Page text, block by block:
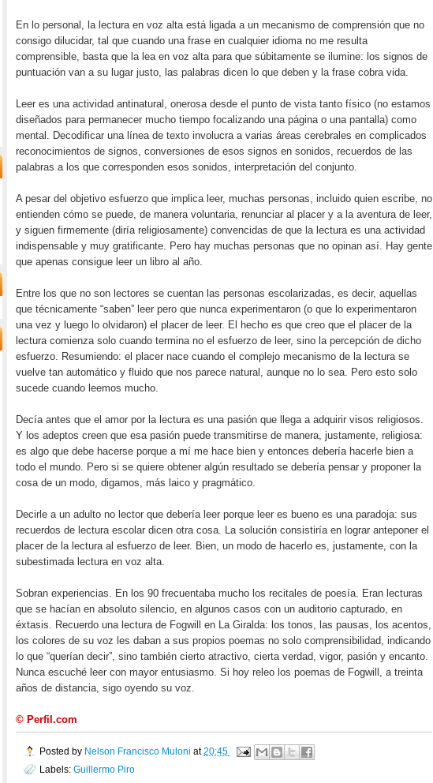
En lo personal, la lectura en voz alta está ligada a un mecanismo de comprensión que no
consigo dilucidar, tal que cuando una frase en cualquier idioma no me resulta
comprensible, basta que la lea en voz alta para que súbitamente se ilumine: los signos de
puntuación van a su lugar justo, las palabras dicen lo que deben y la frase cobra vida.
Leer es una actividad antinatural, onerosa desde el punto de vista tanto físico (no estamos
diseñados para permanecer mucho tiempo focalizando una página o una pantalla) como
mental. Decodificar una línea de texto involucra a varias áreas cerebrales en complicados
reconocimientos de signos, conversiones de esos signos en sonidos, recuerdos de las
palabras a los que corresponden esos sonidos, interpretación del conjunto.
A pesar del objetivo esfuerzo que implica leer, muchas personas, incluido quien escribe, no
entienden cómo se puede, de manera voluntaria, renunciar al placer y a la aventura de leer,
y siguen firmemente (diría religiosamente) convencidas de que la lectura es una actividad
indispensable y muy gratificante. Pero hay muchas personas que no opinan así. Hay gente
que apenas consigue leer un libro al año.
Entre los que no son lectores se cuentan las personas escolarizadas, es decir, aquellas
que técnicamente “saben” leer pero que nunca experimentaron (o que lo experimentaron
una vez y luego lo olvidaron) el placer de leer. El hecho es que creo que el placer de la
lectura comienza solo cuando termina no el esfuerzo de leer, sino la percepción de dicho
esfuerzo. Resumiendo: el placer nace cuando el complejo mecanismo de la lectura se
vuelve tan automático y fluido que nos parece natural, aunque no lo sea. Pero esto solo
sucede cuando leemos mucho.
Decía antes que el amor por la lectura es una pasión que llega a adquirir visos religiosos.
Y los adeptos creen que esa pasión puede transmitirse de manera, justamente, religiosa:
es algo que debe hacerse porque a mí me hace bien y entonces debería hacerle bien a
todo el mundo. Pero si se quiere obtener algún resultado se debería pensar y proponer la
cosa de un modo, digamos, más laico y pragmático.
Decirle a un adulto no lector que debería leer porque leer es bueno es una paradoja: sus
recuerdos de lectura escolar dicen otra cosa. La solución consistiría en lograr anteponer el
placer de la lectura al esfuerzo de leer. Bien, un modo de hacerlo es, justamente, con la
subestimada lectura en voz alta.
Sobran experiencias. En los 90 frecuentaba mucho los recitales de poesía. Eran lecturas
que se hacían en absoluto silencio, en algunos casos con un auditorio capturado, en
éxtasis. Recuerdo una lectura de Fogwill en La Giralda: los tonos, las pausas, los acentos,
los colores de su voz les daban a sus propios poemas no solo comprensibilidad, indicando
lo que “querían decir”, sino también cierto atractivo, cierta verdad, vigor, pasión y encanto.
Nunca escuché leer con mayor entusiasmo. Si hoy releo los poemas de Fogwill, a treinta
años de distancia, sigo oyendo su voz.
© Perfil.com
Posted by Nelson Francisco Muloni at20:45
Labels: Guillermo Piro